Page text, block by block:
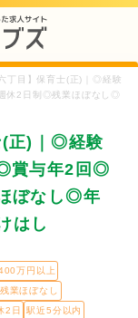
丁目】保育士(正)｜◎経験
休2日制◎残業ほぼなし◎
(正)｜◎経験
賞与年2回◎
ぼなし◎年
はし
万円以上
残業ほぼなし
2日 駅近5分以内